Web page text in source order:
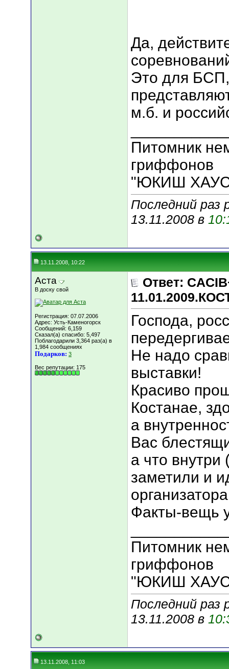
Да,
Это для
м.б. и
Питомник
гриффонов
"ЮКИШ
Последний раз
13.11.2008 в
13.11.2008, 10:22
Аста
В доску свой
Регистрация: 07.07.2006
Адрес: Усть-Каменогорск
Сообщений: 6,159
Сказал(а) спасибо: 5,497
Поблагодарили 3,364 раз(а) в
1,984 сообщениях
Подарков: 3
Вес репутации: 175
Ответ:
Господа,
Не надо
выставки!
Красиво
Костанае,
а
Вас
а что
заметили и
Факты-вещь
Питомник
гриффонов
"ЮКИШ
Последний раз
13.11.2008 в
13.11.2008, 11:03